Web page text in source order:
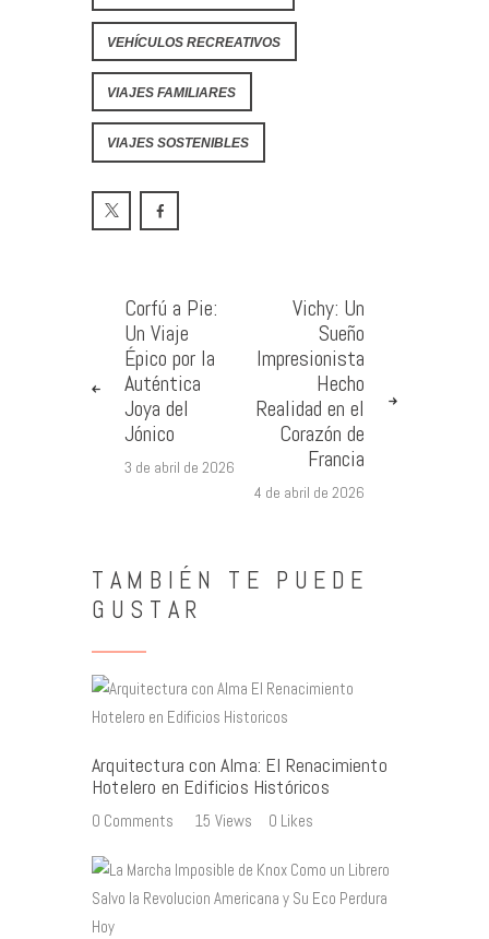
VEHÍCULOS RECREATIVOS
VIAJES FAMILIARES
VIAJES SOSTENIBLES
Corfú a Pie:
Un Viaje
Épico por la
Auténtica
Joya del
Jónico
3 de abril de 2026
Vichy: Un
Sueño
Impresionista
Hecho
Realidad en el
Corazón de
Francia
4 de abril de 2026
TAMBIÉN TE PUEDE
GUSTAR
Arquitectura con Alma: El Renacimiento
Hotelero en Edificios Históricos
0 Comments 15 Views 0 Likes